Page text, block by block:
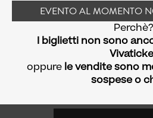
EVENTO AL MOMENTO
Perchè?
I biglietti non sono
oppure le vendite sono
sospese o